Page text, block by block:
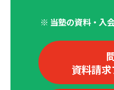
※ 当塾の資料・入
資料請求